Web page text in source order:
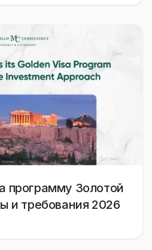
программу Золотой
и требования 2026